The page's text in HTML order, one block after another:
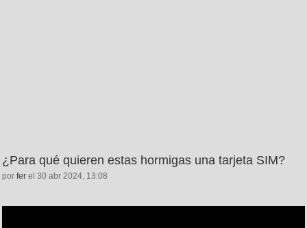
¿Para qué quieren estas hormigas una tarjeta SIM?
por fer el 30 abr 2024, 13:08